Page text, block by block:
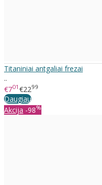
Titaniniai antgaliai frezai
..
€701 €2299
Daugiau
Akcija -98%